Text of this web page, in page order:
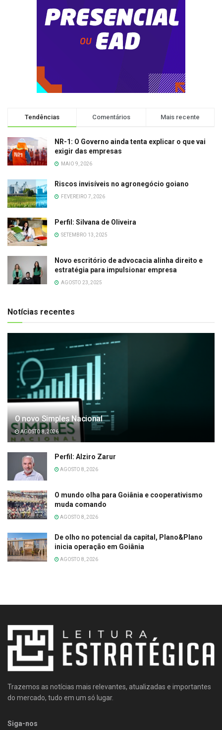
Tendências Comentários Mais recente
NR-1: O Governo ainda tenta explicar o que vai
exigir das empresas
MAIO 9, 2026
Riscos invisíveis no agronegócio goiano
FEVEREIRO 7, 2026
Perfil: Silvana de Oliveira
SETEMBRO 13, 2025
Novo escritório de advocacia alinha direito e
estratégia para impulsionar empresa
AGOSTO 23, 2025
Notícias recentes
O novo Simples Nacional
AGOSTO 8, 2026
Perfil: Alziro Zarur
AGOSTO 8, 2026
O mundo olha para Goiânia e cooperativismo
muda comando
AGOSTO 8, 2026
De olho no potencial da capital, Plano&Plano
inicia operação em Goiânia
AGOSTO 8, 2026
Trazemos as notícias mais relevantes, atualizadas e importantes
do mercado, tudo em um só lugar.
Siga-nos